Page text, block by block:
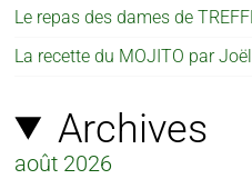
Le repas des dames de
La recette du MOJITO par Joël
Archives
août 2026